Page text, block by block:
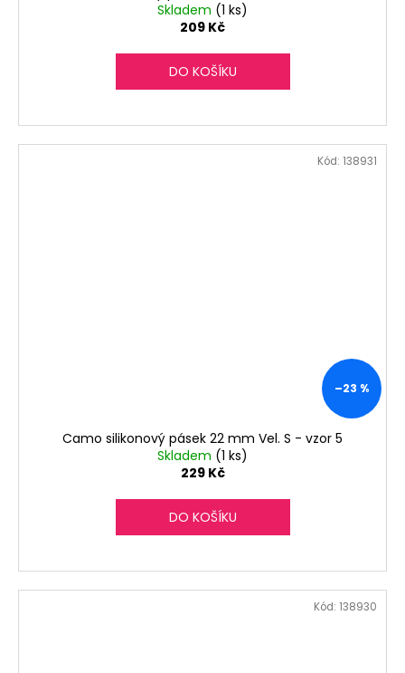
Skladem (1 ks)
209 Kč
DO KOŠÍKU
–23 %
Camo silikonový pásek 22 mm Vel. S - vzor 5
Skladem (1 ks)
229 Kč
DO KOŠÍKU
Kód: 138931
Kód: 138930